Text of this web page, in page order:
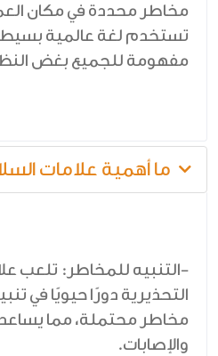
مخاطر محددة في مكان
تستخدم لغة عالمية
مفهومة للجميع بغض النظر
ما أهمية علامات
-التنبيه للمخاطر: تلعب
التحذيرية دورًا حيويًا في
مخاطر محتملة، مما
والإصابات.